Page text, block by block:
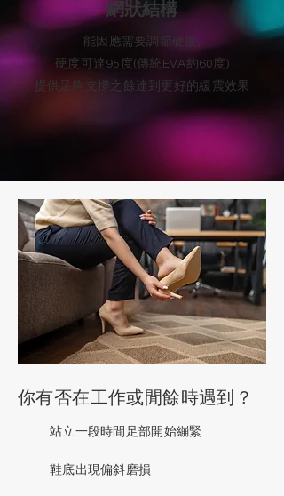
網狀結構
能因應需要調節硬度,
硬度可達95度(傳統EVA約60度)
提供足夠支撐之餘達到更好的緩震效果
你有否在工作或閒餘時遇到？
站立一段時間足部開始繃緊
鞋底出現偏斜磨損